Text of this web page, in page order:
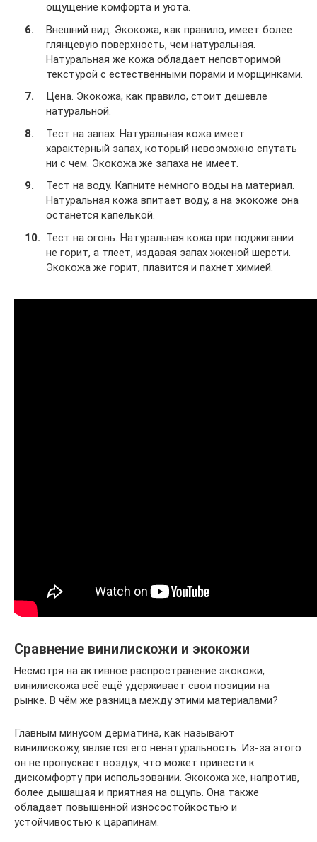
ощущение комфорта и уюта.
Внешний вид. Экокожа, как правило, имеет более
глянцевую поверхность, чем натуральная.
Натуральная же кожа обладает неповторимой
текстурой с естественными порами и морщинками.
Цена. Экокожа, как правило, стоит дешевле
натуральной.
Тест на запах. Натуральная кожа имеет
характерный запах, который невозможно спутать
ни с чем. Экокожа же запаха не имеет.
Тест на воду. Капните немного воды на материал.
Натуральная кожа впитает воду, а на экокоже она
останется капелькой.
Тест на огонь. Натуральная кожа при поджигании
не горит, а тлеет, издавая запах жженой шерсти.
Экокожа же горит, плавится и пахнет химией.
Сравнение винилискожи и экокожи
Несмотря на активное распространение экокожи,
винилискожа всё ещё удерживает свои позиции на
рынке. В чём же разница между этими материалами?
Главным минусом дерматина, как называют
винилискожу, является его ненатуральность. Из-за этого
он не пропускает воздух, что может привести к
дискомфорту при использовании. Экокожа же, напротив,
более дышащая и приятная на ощупь. Она также
обладает повышенной износостойкостью и
устойчивостью к царапинам.